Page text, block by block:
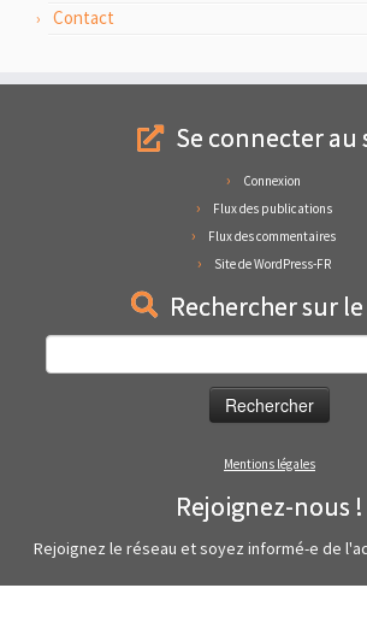
Contact
Se connecter au
Connexion
Flux des publications
Flux des commentaires
Site de WordPress-FR
Rechercher sur
Mentions légales
Rejoignez-nous !
Rejoignez le réseau et soyez informé-e de